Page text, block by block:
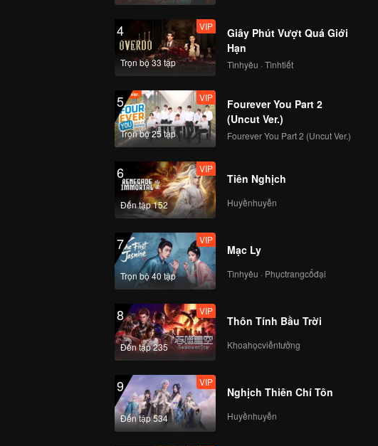
4
Trọn bộ 33 tập
VIP
Giây Phút Vượt Quá Giới
Hạn
Tìnhyêu · Tìnhtiết
5
Trọn bộ 25 tập
VIP
Fourever You Part 2
(Uncut Ver.)
Fourever You Part 2 (Uncut Ver.)
6
Đến tập 152
VIP
Tiên Nghịch
Huyềnhuyễn
7
Trọn bộ 40 tập
VIP
Mạc Ly
Tìnhyêu · Phụctrangcổđại
8
Đến tập 235
VIP
Thôn Tính Bầu Trời
Khoahọcviễntưởng
9
Đến tập 534
VIP
Nghịch Thiên Chí Tôn
Huyềnhuyễn